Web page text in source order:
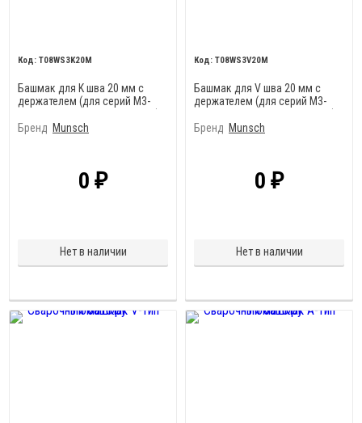
Т08WS3K20M
Башмак для K шва 20 мм с
держателем (для серий M3-
Бренд Munsch
0 ₽
Нет в наличии
Т08WS3V20M
Башмак для V шва 20 мм с
держателем (для серий M3-
Бренд Munsch
0 ₽
Нет в наличии